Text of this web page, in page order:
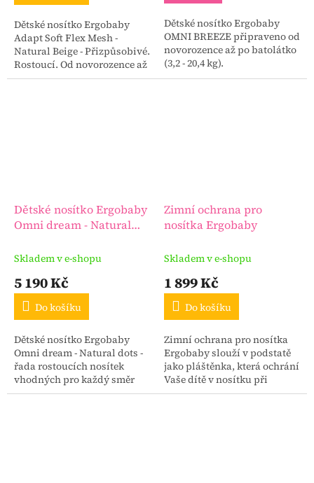
Dětské nosítko Ergobaby
Adapt Soft Flex Mesh -
Natural Beige - Přizpůsobivé.
Rostoucí. Od novorozence až
k batoleti.
Dětské nosítko Ergobaby
OMNI BREEZE připraveno od
novorozence až po batolátko
(3,2 - 20,4 kg).
Dětské nosítko Ergobaby
Omni dream - Natural
Skladem v e-shopu
5 190 Kč
Do košíku
Dětské nosítko Ergobaby
Omni dream - Natural dots -
řada rostoucích nosítek
vhodných pro každý směr
nošení.
Zimní ochrana pro
nosítka Ergobaby
Skladem v e-shopu
1 899 Kč
Do košíku
Zimní ochrana pro nosítka
Ergobaby slouží v podstatě
jako pláštěnka, která ochrání
Vaše dítě v nosítku při
nepřízni počasí.